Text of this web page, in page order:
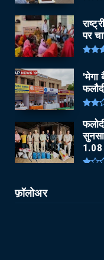
पर
'मेगा
1.08
फ़ॉलोअर